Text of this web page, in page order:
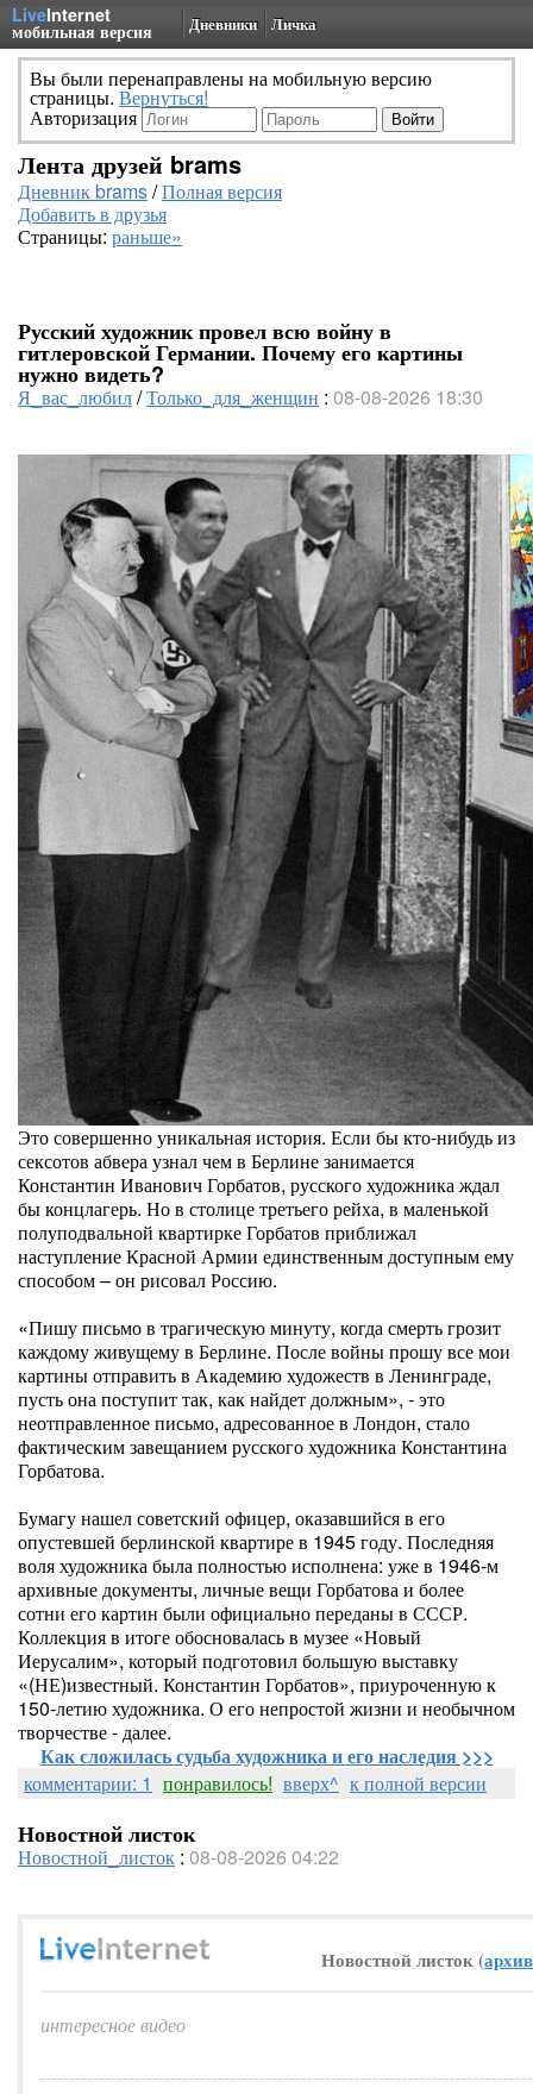
LiveInternet
мобильная версия Дневники Личка
Вы были перенаправлены на мобильную версию
страницы. Вернуться!
Авторизация
Лента друзей brams
Дневник brams/Полная версия
Добавить в друзья
Страницы: раньше»
Русский художник провел всю войну в
гитлеровской Германии. Почему его картины
нужно видеть?
Я_вас_любил/Только_для_женщин : 08-08-2026 18:30
Это совершенно уникальная история. Если бы кто-нибудь из
сексотов абвера узнал чем в Берлине занимается
Константин Иванович Горбатов, русского художника ждал
бы концлагерь. Но в столице третьего рейха, в маленькой
полуподвальной квартирке Горбатов приближал
наступление Красной Армии единственным доступным ему
способом – он рисовал Россию.
«Пишу письмо в трагическую минуту, когда смерть грозит
каждому живущему в Берлине. После войны прошу все мои
картины отправить в Академию художеств в Ленинграде,
пусть она поступит так, как найдет должным», - это
неотправленное письмо, адресованное в Лондон, стало
фактическим завещанием русского художника Константина
Горбатова.
Бумагу нашел советский офицер, оказавшийся в его
опустевшей берлинской квартире в 1945 году. Последняя
воля художника была полностью исполнена: уже в 1946-м
архивные документы, личные вещи Горбатова и более
сотни его картин были официально переданы в СССР.
Коллекция в итоге обосновалась в музее «Новый
Иерусалим», который подготовил большую выставку
«(НЕ)известный. Константин Горбатов», приуроченную к
150-летию художника. О его непростой жизни и необычном
творчестве - далее.
Как сложилась судьба художника и его наследия >>>
комментарии: 1 понравилось! вверх^ к полной версии
Новостной листок
Новостной_листок : 08-08-2026 04:22
Новостной листок (
интересное видео